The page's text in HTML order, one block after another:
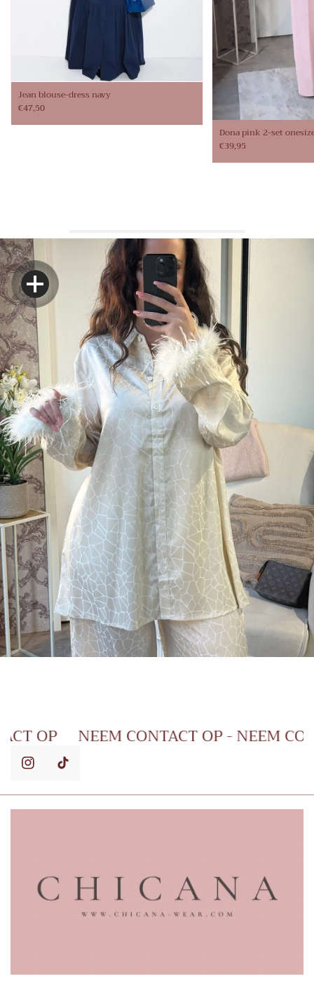
Jean blouse-dress navy
€47,50
Dona pink 2-set
€39,95
OP NEEM CONTACT OP -